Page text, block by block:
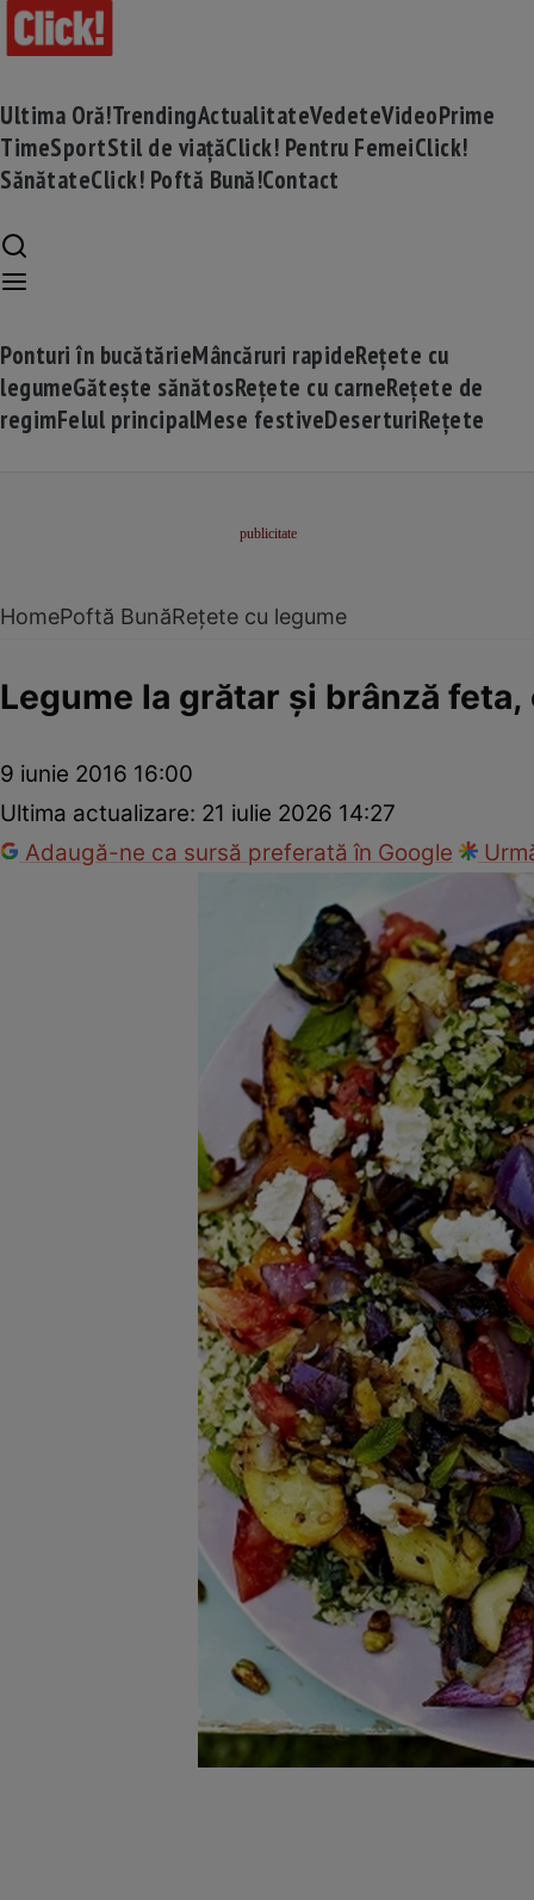
Ultima Oră!TrendingActualitateVedeteVideoPrime
TimeSportStil de viațăClick! Pentru FemeiClick!
SănătateClick! Poftă Bună!Contact
Ponturi în bucătărieMâncăruri rapideRețete cu
legumeGătește sănătosRețete cu carneRețete de
regimFelul principalMese festiveDeserturiRețete
HomePoftă BunăRețete cu legume
Legume la grătar şi brânză
9 iunie 2016 16:00
Ultima actualizare: 21 iulie 2026 14:27
Adaugă-ne ca sursă preferată în Google